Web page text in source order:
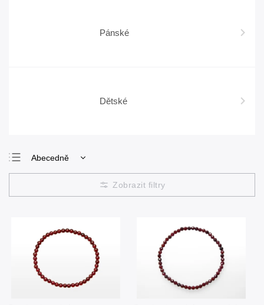
Pánské
Dětské
Abecedně
Nejlevnější
Nejdražší